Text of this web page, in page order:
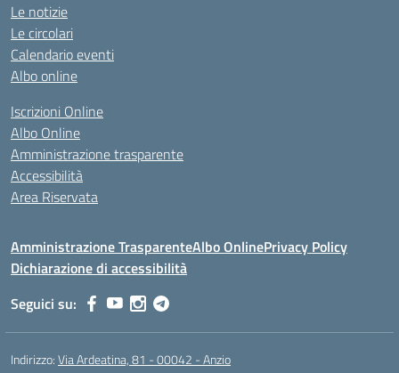
Le notizie
Le circolari
Calendario eventi
Albo online
Iscrizioni Online
Albo Online
Amministrazione trasparente
Accessibilità
Area Riservata
Amministrazione TrasparenteAlbo OnlinePrivacy Policy
Dichiarazione di accessibilità
Seguici su:
Indirizzo:Via Ardeatina, 81 - 00042 - Anzio